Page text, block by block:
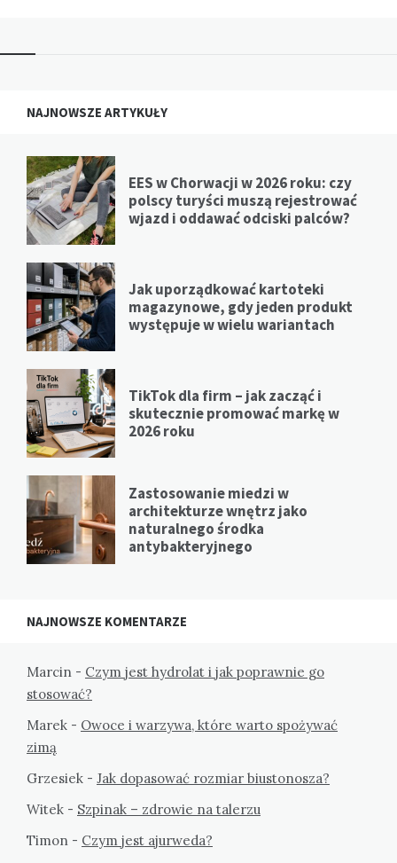
NAJNOWSZE ARTYKUŁY
EES w Chorwacji w 2026 roku: czy
polscy turyści muszą rejestrować
wjazd i oddawać odciski palców?
Jak uporządkować kartoteki
magazynowe, gdy jeden produkt
występuje w wielu wariantach
TikTok dla firm – jak zacząć i
skutecznie promować markę w
2026 roku
Zastosowanie miedzi w
architekturze wnętrz jako
naturalnego środka
antybakteryjnego
NAJNOWSZE KOMENTARZE
Marcin - Czym jest hydrolat i jak poprawnie go
stosować?
Marek - Owoce i warzywa, które warto spożywać
zimą
Grzesiek - Jak dopasować rozmiar biustonosza?
Witek - Szpinak – zdrowie na talerzu
Timon - Czym jest ajurweda?